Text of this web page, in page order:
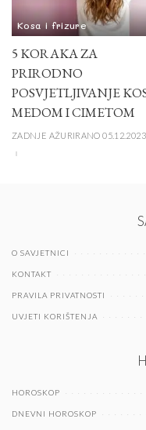
Kosa i frizure
5 KORAKA ZA
PRIRODNO
POSVJETLJIVANJE
MEDOM I CIMETOM
ZADNJE AŽURIRANO 05.12.2023.
O SAVJETNICI
KONTAKT
PRAVILA PRIVATNOSTI
UVJETI KORIŠTENJA
HOROSKOP
DNEVNI HOROSKOP